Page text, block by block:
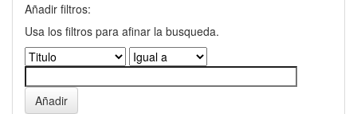
Añadir filtros:
Usa los filtros para afinar la busqueda.